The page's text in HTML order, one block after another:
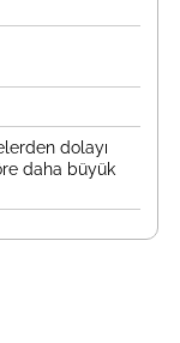
dolayı
daha büyük